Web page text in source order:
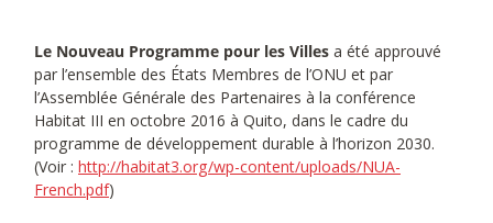
Le Nouveau Programme pour les Villes a été approuvé
par l’ensemble des États Membres de l’ONU et par
l’Assemblée Générale des Partenaires à la conférence
Habitat III en octobre 2016 à Quito, dans le cadre du
programme de développement durable à l’horizon 2030.
(Voir : http://habitat3.org/wp-content/uploads/NUA-
French.pdf)